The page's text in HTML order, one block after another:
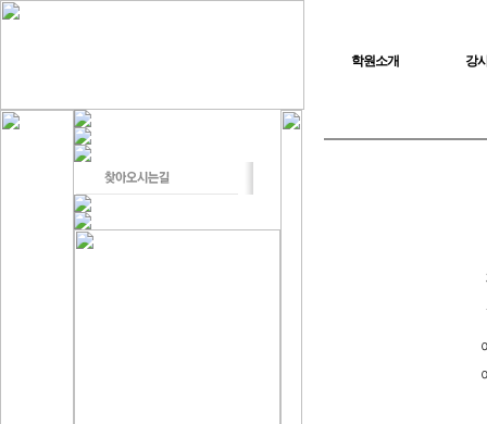
학원소개 강